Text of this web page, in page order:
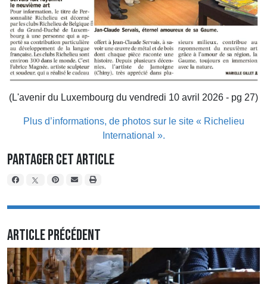
(L'avenir du Luxembourg du vendredi 10 avril 2026 - pg 27)
Plus d’informations, de photos sur le site « Richelieu
International ».
Partager cet article
Article précédent